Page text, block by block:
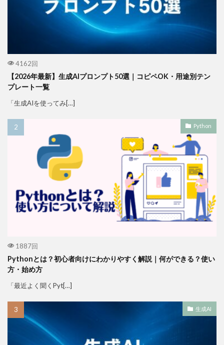
4162回
【2026年最新】生成AIプロンプト50選｜コピペOK・用途別テン
プレート一覧
「生成AIを使ってみ[…]
Python
1887回
Pythonとは？初心者向けにわかりやすく解説｜何ができる？使い
方・始め方
「最近よく聞くPyt[…]
生成AI